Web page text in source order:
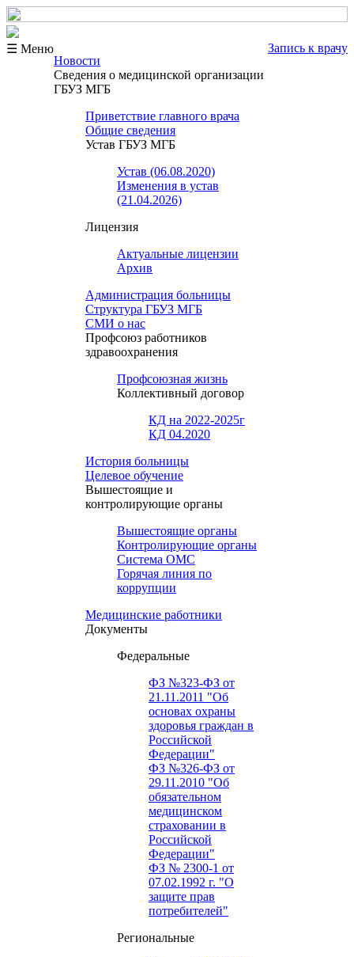
☰ Меню
Запись к врачу
Новости
Сведения о медицинской организации
ГБУЗ МГБ
Приветствие главного врача
Общие сведения
Устав ГБУЗ МГБ
Устав (06.08.2020)
Изменения в устав
(21.04.2026)
Лицензия
Актуальные лицензии
Архив
Администрация больницы
Структура ГБУЗ МГБ
СМИ о нас
Профсоюз работников
здравоохранения
Профсоюзная жизнь
Коллективный договор
КД на 2022-2025г
КД 04.2020
История больницы
Целевое обучение
Вышестоящие и
контролирующие органы
Вышестоящие органы
Контролирующие органы
Система ОМС
Горячая линия по
коррупции
Медицинские работники
Документы
Федеральные
ФЗ №323-ФЗ от
21.11.2011 "Об
основах охраны
здоровья граждан в
Российской
Федерации"
ФЗ №326-ФЗ от
29.11.2010 "Об
обязательном
медицинском
страховании в
Российской
Федерации"
ФЗ № 2300-1 от
07.02.1992 г. "О
защите прав
потребителей"
Региональные